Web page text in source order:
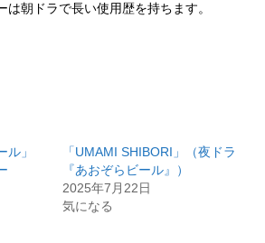
は朝ドラで長い使用歴を持ちます。
」
「UMAMI SHIBORI」（夜ドラ
『あおぞらビール』）
2025年7月22日
気になる